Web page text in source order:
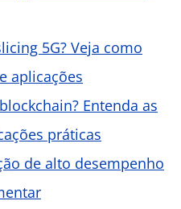
5G? Veja como
aplicações
Entenda as
práticas
de alto desempenho